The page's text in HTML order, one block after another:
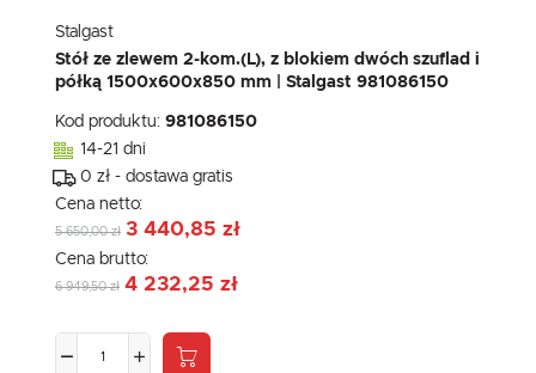
Stalgast
Stół ze zlewem 2-kom.(L), z blokiem dwóch szuflad i
półką 1500x600x850 mm | Stalgast 981086150
Kod produktu: 981086150
14-21 dni
0 zł - dostawa gratis
Cena netto:
5 650,00 zł 3 440,85 zł
Cena brutto:
6 949,50 zł 4 232,25 zł